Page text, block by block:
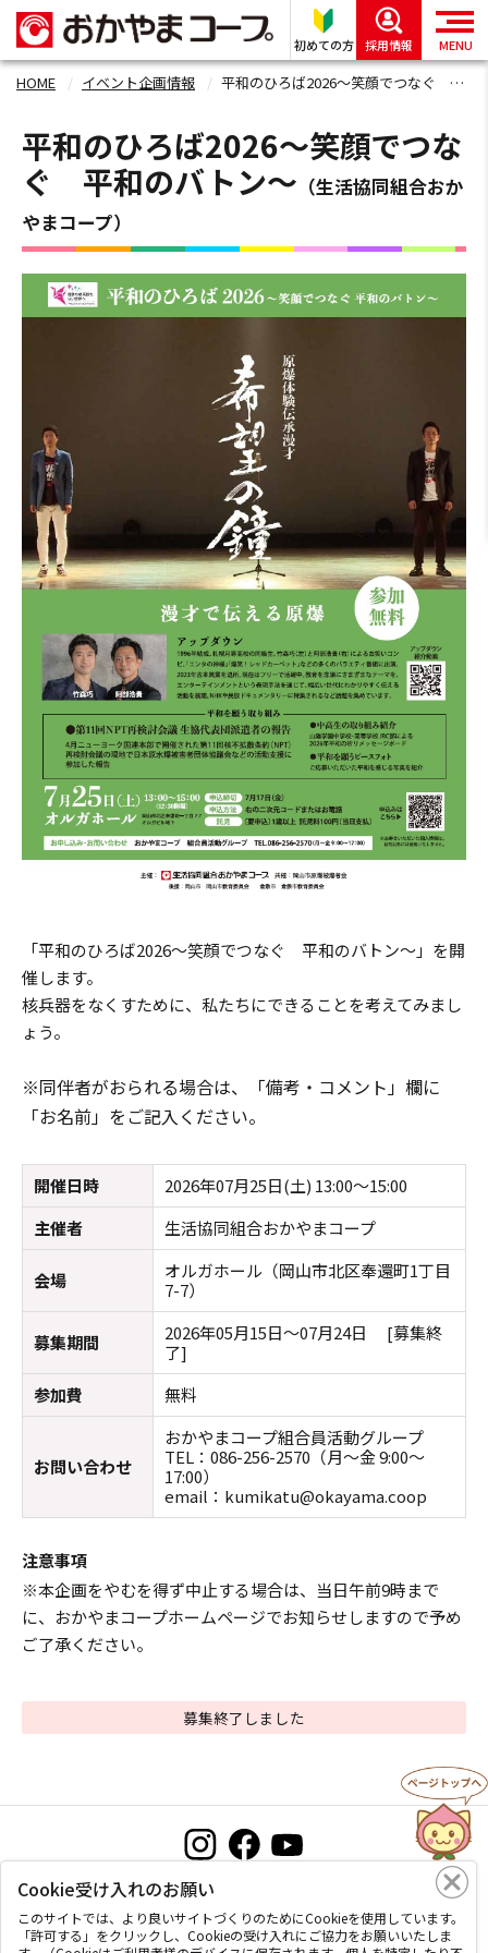
初めての方 採用情報 MENU
HOME イベント企画情報 平和のひろば2026～笑顔でつなぐ 平和のバトン～
平和のひろば2026～笑顔でつな
ぐ 平和のバトン～ （生活協同組合おか
やまコープ）
「平和のひろば2026～笑顔でつなぐ 平和のバトン～」を開
催します。
核兵器をなくすために、私たちにできることを考えてみまし
ょう。
※同伴者がおられる場合は、「備考・コメント」欄に
「お名前」をご記入ください。
開催日時
2026年07月25日(土) 13:00～15:00
主催者
生活協同組合おかやまコープ
会場
オルガホール（岡山市北区奉還町1丁目
7-7）
募集期間
2026年05月15日～07月24日 [募集終
了]
参加費
無料
お問い合わせ
おかやまコープ組合員活動グループ
TEL：086-256-2570（月～金 9:00～
17:00）
email：kumikatu@okayama.coop
注意事項
※本企画をやむを得ず中止する場合は、当日午前9時まで
に、おかやまコープホームページでお知らせしますので予め
ご了承ください。
募集終了しました
お問い合わせ プライバシーポリシー
Cookie受け入れのお願い
このサイトでは、より良いサイトづくりのためにCookieを使用しています。
「許可する」をクリックし、Cookieの受け入れにご協力をお願いいたしま